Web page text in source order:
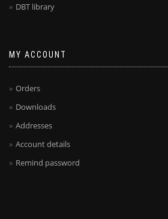
DBT library
MY ACCOUNT
Orders
Downloads
Addresses
Account details
Remind password